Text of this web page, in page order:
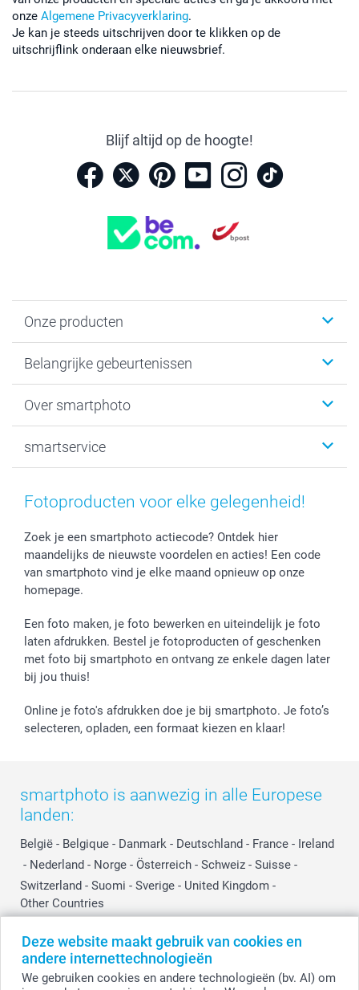
Deze website maakt gebruik van cookies en
andere internettechnologieën
We gebruiken cookies en andere technologieën (bv. AI) om
onze Algemene Privacyverklaring.
Je kan je steeds uitschrijven door te klikken op de
uitschrijflink onderaan elke nieuwsbrief.
Blijf altijd op de hoogte!
Onze producten
Fotogeschenken
Fotoprints, Fotoposter & Fotoalbum met fotoprints
MyNameBook
Stickers en Etiketten
Fotokalenders & Fotoagenda's
Belangrijke gebeurtenissen
Baby
Communie- en Lentefeest
Geschenken voor hem
Moederdag
Vaderdag
Verjaardag
Geboorte
Over smartphoto
Duurzaamheid
Voorwaarden
Klachtenregeling
Wettelijke garantie
Privacybeleid
Cookiebeleid
Prijslijst
Jobs & Stages
Investor Relations
smartservice
smartgarantie
Betalingsmogelijkheden
Grote bestellingen
Levering
Mijn orderstatus
smartfriends
Fotoproducten voor elke gelegenheid!
Zoek je een smartphoto actiecode? Ontdek hier
maandelijks de nieuwste voordelen en acties! Een code
van smartphoto vind je elke maand opnieuw op onze
homepage.
Een foto maken, je foto bewerken en uiteindelijk je foto
laten afdrukken. Bestel je fotoproducten of geschenken
met foto bij smartphoto en ontvang ze enkele dagen later
bij jou thuis!
Online je foto's afdrukken doe je bij smartphoto. Je foto’s
selecteren, opladen, een formaat kiezen en klaar!
smartphoto is aanwezig in alle Europese
landen:
België - Belgique - Danmark - Deutschland - France - Ireland
- Nederland - Norge - Österreich - Schweiz - Suisse -
Switzerland - Suomi - Sverige - United Kingdom -
Other Countries
Alle prijzen zijn in EURO (€) inclusief BTW en exclusief verzendkosten.